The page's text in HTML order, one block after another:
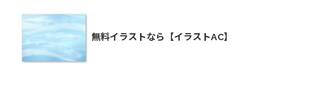
無料イラストなら【イラストAC】